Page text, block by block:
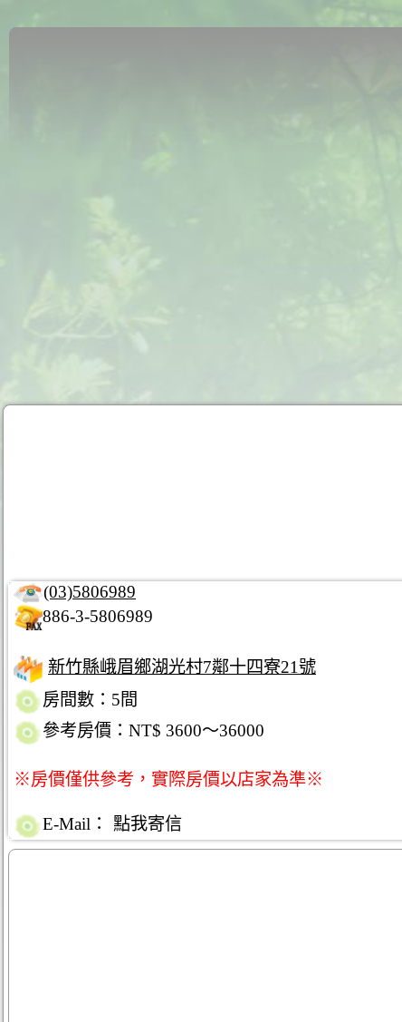
(03)5806989
886-3-5806989
新竹縣峨眉鄉湖光村7鄰十四寮21號
房間數：5間
參考房價：NT$ 3600～36000
※房價僅供參考，實際房價以店家為準※
E-Mail： 點我寄信